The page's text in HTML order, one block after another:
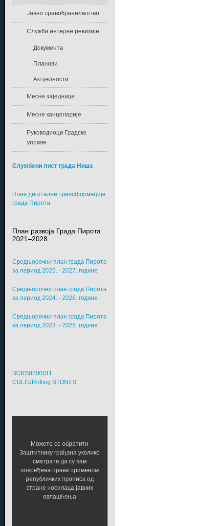
Јавно правобранилаштво
Служба интерне ревизије
Документа
Планови
Актуелности
Месне заједнице
Месне канцеларије
Руководиоци Градске
управе
Службени лист града Ниша
План дигиталне трансформације
града Пирота
План развоја Града Пирота
2021–2028.
Средњорочни план града Пирота
за период 2025. - 2027. године
Средњорочни план града Пирота
за период 2024. - 2026. године
Средњорочни план града Пирота
за период 2023. - 2025. године
BGRS0200011
CULTURolling STONES
Можете се обратити
Заштитнику грађана уколико
сматрате да су вам
повређена права применом
републичких прописа од
стране носилаца јавних
овлашћења